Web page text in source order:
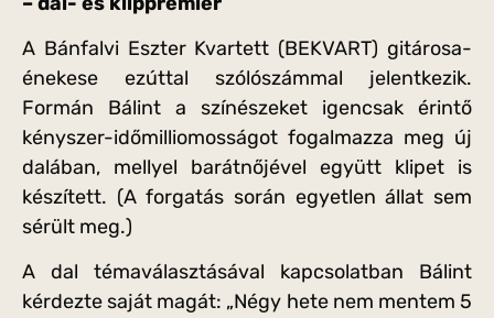
A Bánfalvi Eszter Kvartett (BEKVART) gitárosa-
énekese ezúttal szólószámmal jelentkezik.
Formán Bálint a színészeket igencsak érintő
kényszer-időmilliomosságot fogalmazza meg új
dalában, mellyel barátnőjével együtt klipet is
készített. (A forgatás során egyetlen állat sem
sérült meg.)
A dal témaválasztásával kapcsolatban Bálint
kérdezte saját magát: „Négy hete nem mentem 5